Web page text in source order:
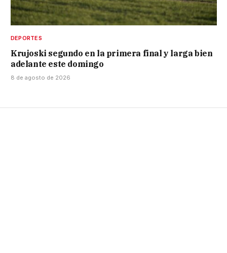
DEPORTES
Krujoski segundo en la primera final y larga bien
adelante este domingo
8 de agosto de 2026